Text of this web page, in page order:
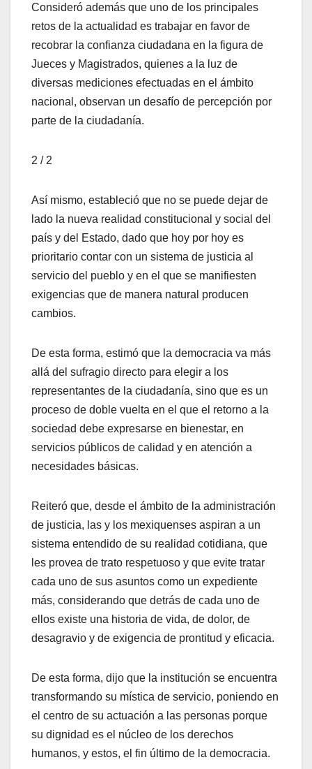
Consideró además que uno de los principales
retos de la actualidad es trabajar en favor de
recobrar la confianza ciudadana en la figura de
Jueces y Magistrados, quienes a la luz de
diversas mediciones efectuadas en el ámbito
nacional, observan un desafío de percepción por
parte de la ciudadanía.
2 / 2
Así mismo, estableció que no se puede dejar de
lado la nueva realidad constitucional y social del
país y del Estado, dado que hoy por hoy es
prioritario contar con un sistema de justicia al
servicio del pueblo y en el que se manifiesten
exigencias que de manera natural producen
cambios.
De esta forma, estimó que la democracia va más
allá del sufragio directo para elegir a los
representantes de la ciudadanía, sino que es un
proceso de doble vuelta en el que el retorno a la
sociedad debe expresarse en bienestar, en
servicios públicos de calidad y en atención a
necesidades básicas.
Reiteró que, desde el ámbito de la administración
de justicia, las y los mexiquenses aspiran a un
sistema entendido de su realidad cotidiana, que
les provea de trato respetuoso y que evite tratar
cada uno de sus asuntos como un expediente
más, considerando que detrás de cada uno de
ellos existe una historia de vida, de dolor, de
desagravio y de exigencia de prontitud y eficacia.
De esta forma, dijo que la institución se encuentra
transformando su mística de servicio, poniendo en
el centro de su actuación a las personas porque
su dignidad es el núcleo de los derechos
humanos, y estos, el fin último de la democracia.